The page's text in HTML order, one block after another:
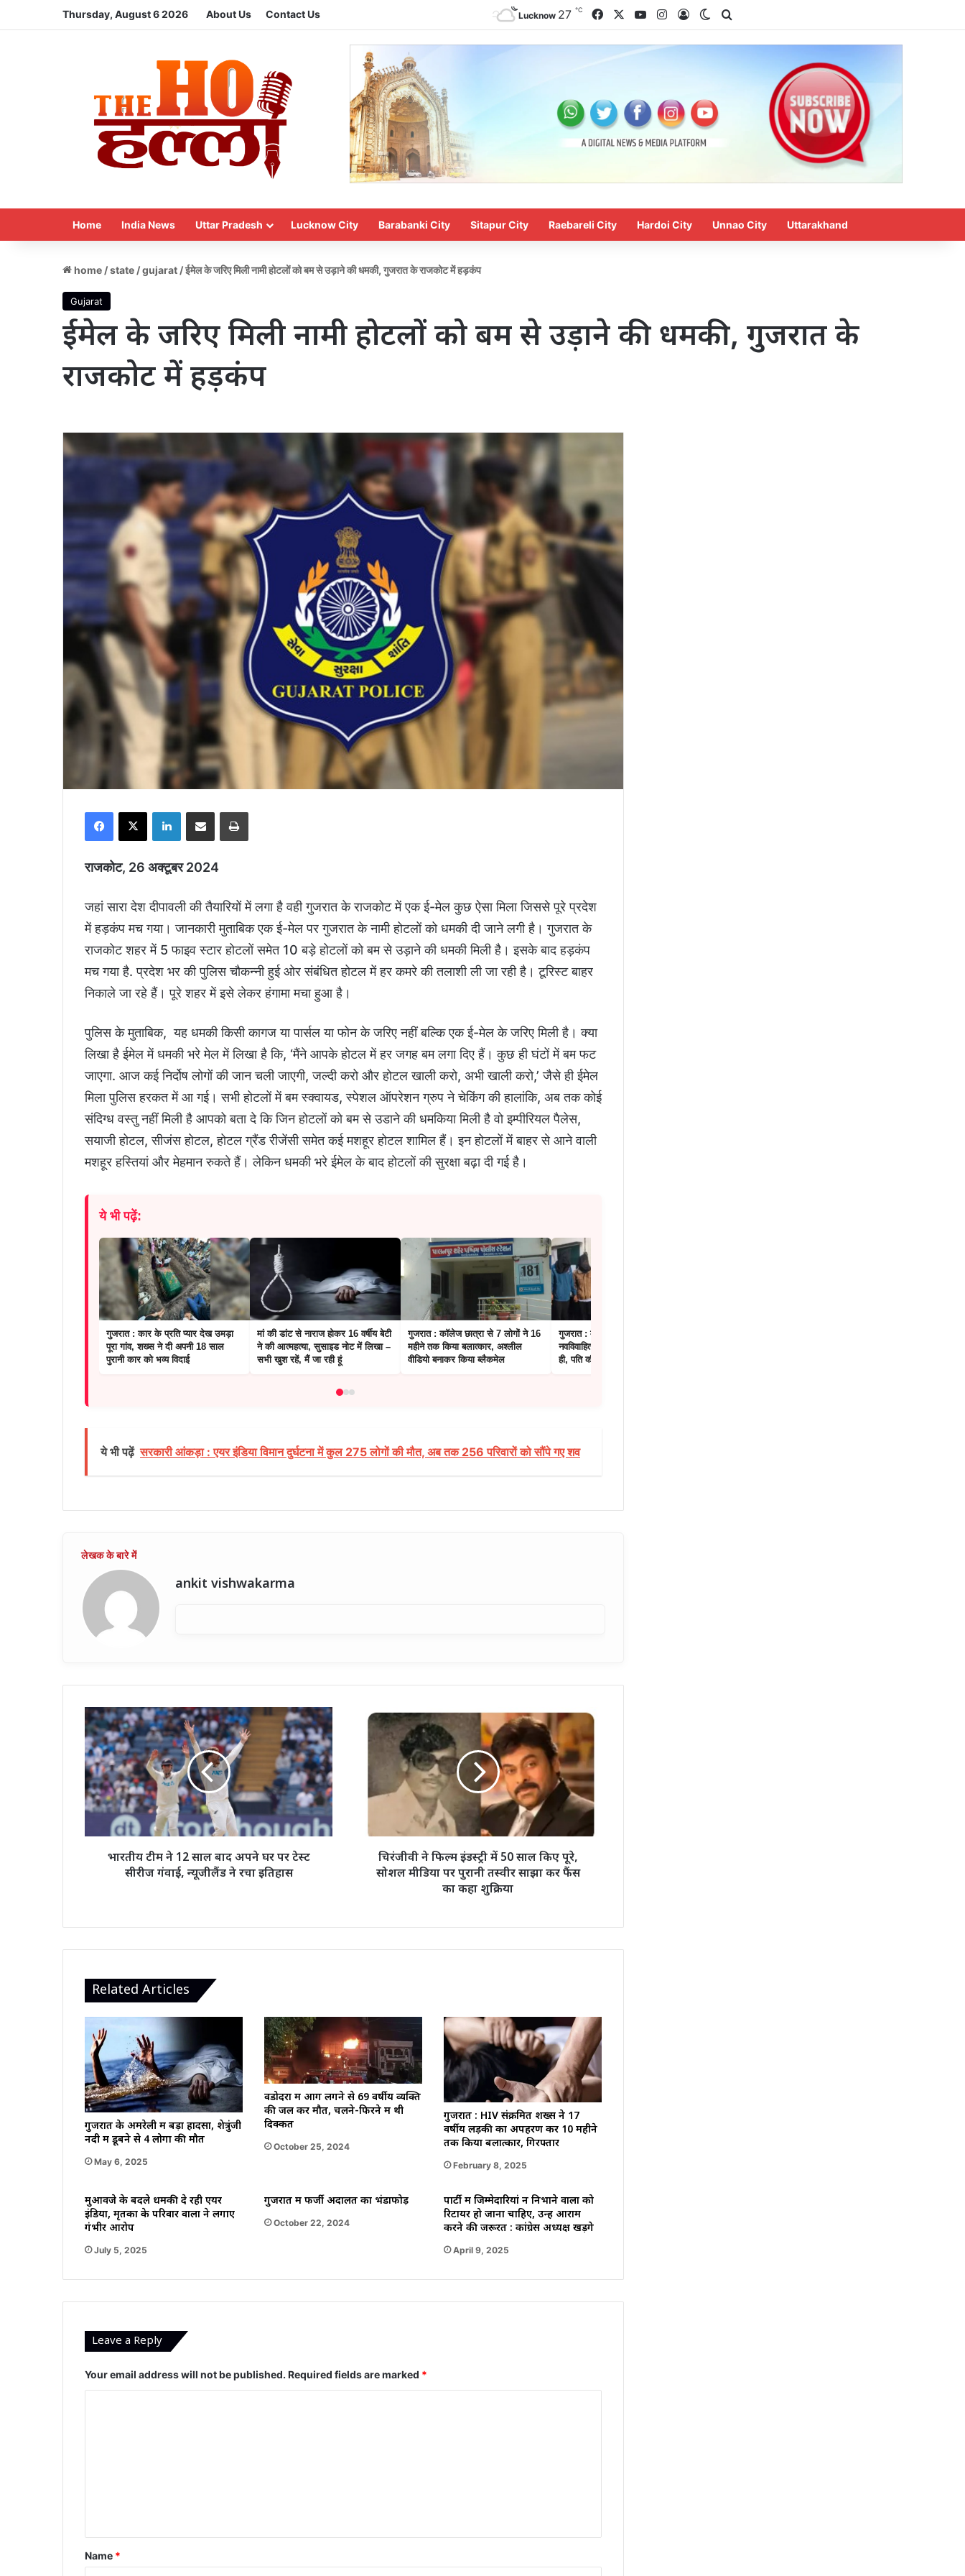
Thursday, August 6 2026 About Us Contact Us Lucknow 27 ℃ FacebookYouTubeInstagram
Log InSwitch skin
Home India News Uttar Pradesh Lucknow City Barabanki City Sitapur City Raebareli City Hardoi City Unnao City Uttarakhand
home /state /gujarat /ईमेल के जरिए मिली नामी होटलों को बम से उड़ाने की धमकी, गुजरात के राजकोट में हड़कंप
Gujarat
ईमेल के जरिए मिली नामी होटलों को बम से उड़ाने की धमकी, गुजरात के
राजकोट में हड़कंप
Facebook
X LinkedInShare via Email Print
राजकोट, 26 अक्टूबर 2024
जहां सारा देश दीपावली की तैयारियों में लगा है वही गुजरात के राजकोट में एक ई-मेल कुछ ऐसा मिला जिससे पूरे प्रदेश
में हड़कंप मच गया। जानकारी मुताबिक एक ई-मेल पर गुजरात के नामी होटलों को धमकी दी जाने लगी है। गुजरात के
राजकोट शहर में 5 फाइव स्‍टार होटलों समेत 10 बड़े होटलों को बम से उड़ाने की धमकी मिली है। इसके बाद हड़कंप
मच गया है. प्रदेश भर की पुलिस चौकन्नी हुई ओर संबंधित होटल में हर कमरे की तलाशी ली जा रही है। टूरिस्‍ट बाहर
न‍िकाले जा रहे हैं। पूरे शहर में इसे लेकर हंगामा मचा हुआ है।
पुल‍िस के मुताबिक, यह धमकी किसी कागज या पार्सल या फोन के जरिए नहीं बल्कि एक ई-मेल के जरिए मिली है। क्या
लिखा है ईमेल में धमकी भरे मेल में लिखा है कि, ‘मैंने आपके होटल में हर जगह बम लगा दिए हैं। कुछ ही घंटों में बम फट
जाएगा. आज कई निर्दोष लोगों की जान चली जाएगी, जल्दी करो और होटल खाली करो, अभी खाली करो,’ जैसे ही ईमेल
मिला पुलिस हरकत में आ गई। सभी होटलों में बम स्क्वायड, स्‍पेशल ऑपरेशन ग्रुप ने चेक‍िंग की हालांक‍ि, अब तक कोई
संद‍िग्‍ध वस्‍तु नहीं मिली है आपको बता दे कि जिन होटलों को बम से उडाने की धमकिया मिली है वो इम्पीरियल पैलेस,
सयाजी होटल, सीजंस होटल, होटल ग्रैंड रीजेंसी समेत कई मशहूर होटल शामिल हैं। इन होटलों में बाहर से आने वाली
मशहूर हस्तियां और मेहमान रुकते हैं। लेकिन धमकी भरे ईमेल के बाद होटलों की सुरक्षा बढ़ा दी गई है।
ये भी पढ़ें:
गुजरात : कार के प्रति प्यार देख उमड़ा
पूरा गांव, शख्स ने दी अपनी 18 साल
पुरानी कार को भव्य विदाई
मां की डांट से नाराज होकर 16 वर्षीय बेटी
ने की आत्महत्या, सुसाइड नोट में लिखा –
सभी खुश रहें, मैं जा रही हूं
गुजरात : कॉलेज छात्रा से 7 लोगों ने 16
महीने तक किया बलात्कार, अश्लील
वीडियो बनाकर किया ब्लैकमेल
गुजरात : ममेरे भाई से प्यार के चक्कर में
नवविवाहित महिला ने, शादी के 4 दिन बाद
ही, पति की करवा दी हत्या
ये भी पढ़ें सरकारी आंकड़ा : एयर इंडिया विमान दुर्घटना में कुल 275 लोगों की मौत, अब तक 256 परिवारों को सौंपे गए शव
ankit vishwakarma
भारतीय
टीम
ने
12
साल
बाद
अपने
पर
रचा
भारतीय टीम ने 12 साल बाद अपने घर पर टेस्ट
सीरीज गंवाई, न्यूजीलैंड ने रचा इतिहास
चिरंजीवी
फिल्म
साझा
चिरंजीवी ने फिल्म इंडस्ट्री में 50 साल किए पूरे,
सोशल मीडिया पर पुरानी तस्वीर साझा कर फैंस
का कहा शुक्रिया
Related Articles
गुजरात के अमरेली में बड़ा हादसा, शेत्रुंजी
नदी में डूबने से 4 लोगों की मौत
May 6, 2025
वडोदरा में आग लगने से 69 वर्षीय व्यक्ति
की जल कर मौत, चलने-फिरने में थी
दिक्कत
October 25, 2024
गुजरात : HIV संक्रमित शख्स ने 17
वर्षीय लड़की का अपहरण कर 10 महीने
तक किया बलात्कार, गिरफ्तार
February 8, 2025
मुआवजे के बदले धमकी दे रही एयर
इंडिया, मृतकों के परिवार वालों ने लगाए
गंभीर आरोप
July 5, 2025
गुजरात में फर्जी अदालत का भंडाफोड़
October 22, 2024
पार्टी में जिम्मेदारियां न निभाने वालों को
रिटायर हो जाना चाहिए, उन्हें आराम
करने की जरूरत : कांग्रेस अध्यक्ष खड़गे
April 9, 2025
Leave a Reply
Your email address will not be published. Required fields are marked *
*
Name *